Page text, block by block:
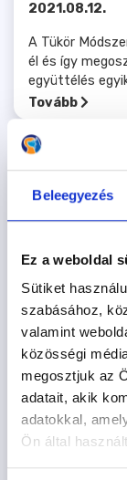
Beleegyezés
Ez a weboldal
Sütiket
szabásához,
valamint
közösségi
megosztjuk az
adatait, akik
adatokkal,
Ön által
2021.08.12.
A Tükör
él és így
együttélés
Tovább
Vackor